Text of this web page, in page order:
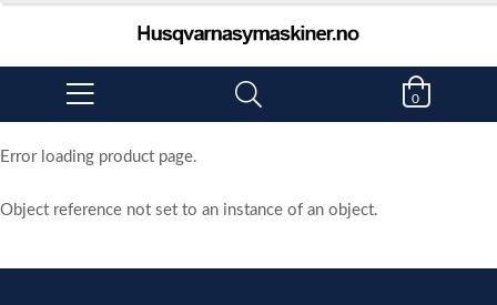
0
Error loading product page.
Object reference not set to an instance of an object.